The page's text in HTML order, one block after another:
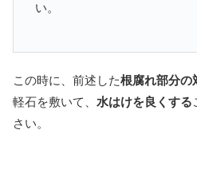
い。
この時に、前述した根腐れ部分の
軽石を敷いて、 水はけを良くする
さい。